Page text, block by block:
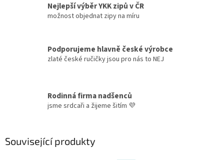
Nejlepší výběr YKK zipů v ČR
možnost objednat zipy na míru
Podporujeme hlavně české výrobce
zlaté české ručičky jsou pro nás to NEJ
Rodinná firma nadšenců
jsme srdcaři a žijeme šitím 💜
Související produkty